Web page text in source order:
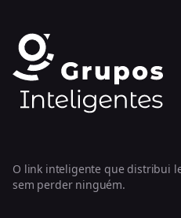
O link inteligente que distribui
sem perder ninguém.